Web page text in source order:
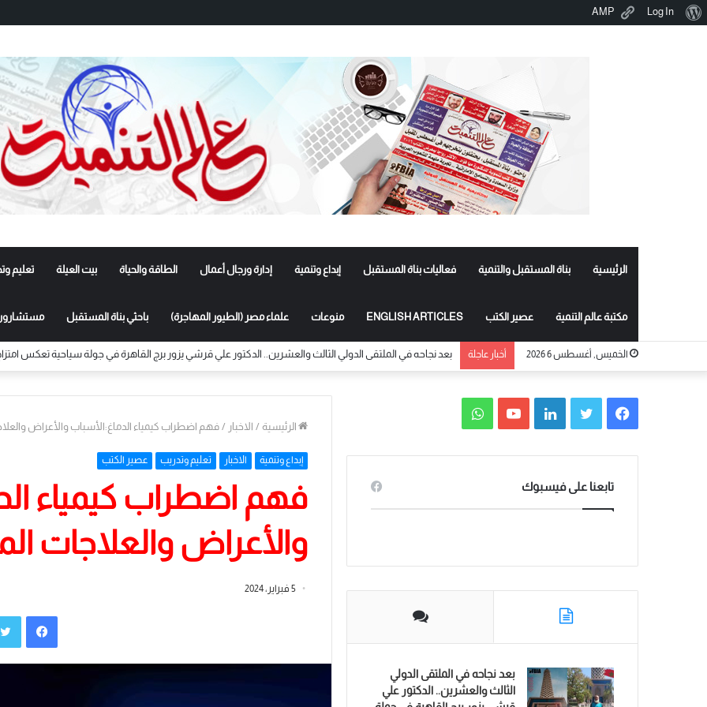
نبذةLog In
AMP
الرئيسية بناة المستقبل والتنمية فعاليات بناة المستقبل إبداع وتنمية إدارة ورجال أعمال الطاقة والحياة بيت العيلة تعليم
مكتبة عالم التنمية عصير الكتب ENGLISH ARTICLES منوعات علماء مصر (الطيور المهاجرة) باحثي بناة المستقبل
الخميس, أغسطس 6 2026 أخبار عاجلة بعد نجاحه في الملتقى الدولي بالأزهر الشريف.. الباحث المغربي محمد حممات يختتم رحلته بأداء مناسك العمرة في
الرئيسية / الاخبار / فهم اضطراب كيمياء الدماغ:الأسباب والأعراض
إبداع وتنمية الاخبار تعليم وتدريب عصير الكتب
فهم اضطراب كيمياء
والأعراض والعلاجات
5 فبراير، 2024
فيسبوك
ب
ك
ت ك
إ
ي
ب
س
ب
تابعنا على فيسبوك
بعد نجاحه في الملتقى الدولي
الثالث والعشرين.. الدكتور علي